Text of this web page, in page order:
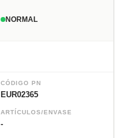
NORMAL
CÓDIGO PN
EUR02365
ARTÍCULOS/ENVASE
-